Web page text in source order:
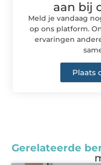
aan bij
Meld je vandaag
op ons platform.
ervaringen
Plaats
Gerelateerde